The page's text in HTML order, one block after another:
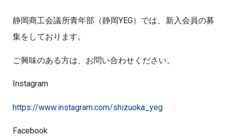
静岡商工会議所青年部（静岡YEG）では、新入会員の募
集をしております。
ご興味のある方は、お問い合わせください。
Instagram
https://www.instagram.com/shizuoka_yeg
Facebook